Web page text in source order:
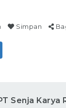
Simpan
Senja Karya